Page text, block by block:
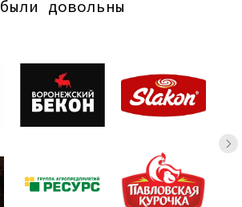
были довольны